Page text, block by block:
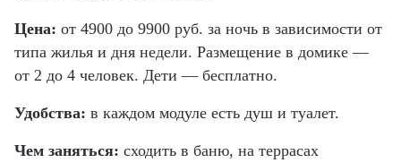
Цена: от 4900 до 9900 руб. за ночь в зависимости от
типа жилья и дня недели. Размещение в домике —
от 2 до 4 человек. Дети — бесплатно.
Удобства: в каждом модуле есть душ и туалет.
Чем заняться: сходить в баню, на террасах